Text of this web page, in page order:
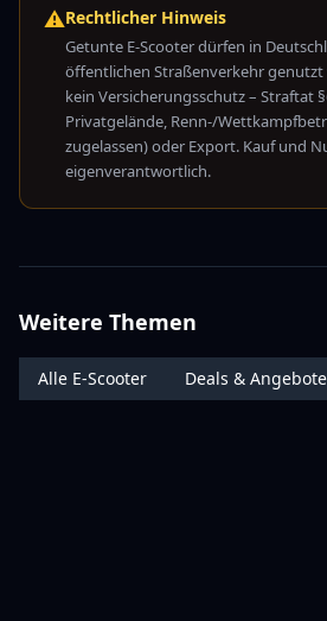
⚠️Rechtlicher Hinweis
Getunte E-Scooter dürfen in
öffentlichen Straßenverkehr genutzt
kein Versicherungsschutz – Straftat
Privatgelände, Renn-/
zugelassen) oder Export. Kauf und
eigenverantwortlich.
Weitere Themen
Alle E-Scooter Deals & Angebote